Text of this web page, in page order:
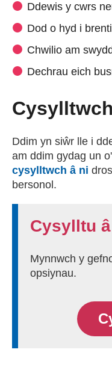
Ddewis y cwrs
Dod o hyd i
Chwilio am
Dechrau eich
Ddim yn siŵr lle i
am ddim gydag un
cysylltwch â ni
bersonol.
Cysylltu
Mynnwch y
opsiynau.